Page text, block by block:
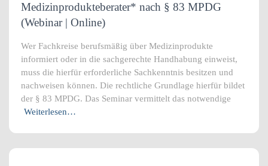
Medizinprodukteberater* nach § 83 MPDG
(Webinar | Online)
Wer Fachkreise berufsmäßig über Medizinprodukte
informiert oder in die sachgerechte Handhabung einweist,
muss die hierfür erforderliche Sachkenntnis besitzen und
nachweisen können. Die rechtliche Grundlage hierfür bildet
der § 83 MPDG. Das Seminar vermittelt das notwendige
Weiterlesen…